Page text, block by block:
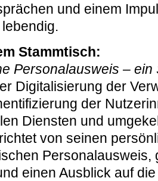
und einem
Stammtisch:
Personalausweis – ein
Digitalisierung der
der
Diensten und
von seinen
Personalausweis,
einen Ausblick auf